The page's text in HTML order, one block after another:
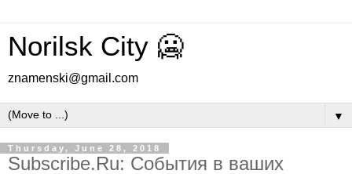
Norilsk City 🥶
znamenski@gmail.com
▼
Thursday, June 28, 2018
Subscribe.Ru: События в ваших